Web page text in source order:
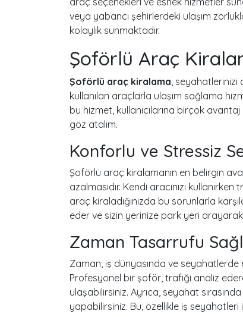
veya yabancı şehirlerdeki ulaşım
kolaylık sunmaktadır.
Şoförlü Araç
Şoförlü araç kiralama ,
kullanılan araçlarla ulaşım sağlama
bu hizmet, kullanıcılarına birçok
göz atalım.
Konforlu ve Stressiz
Şoförlü araç kiralamanın en belirgin
azalmasıdır. Kendi aracınızı
araç kiraladığınızda bu sorunlarla
eder ve sizin yerinize park yeri
Zaman Tasarrufu
Zaman, iş dünyasında ve seyahatlerde
Profesyonel bir şoför, trafiği analiz
ulaşabilirsiniz. Ayrıca, seyahat
yapabilirsiniz. Bu, özellikle iş seyahatleri